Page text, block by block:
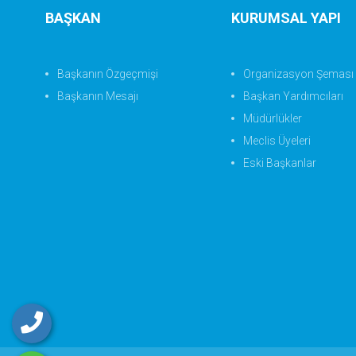
BAŞKAN
Başkanın Özgeçmişi
Başkanın Mesajı
KURUMSAL YAPI
Organizasyon Şeması
Başkan Yardımcıları
Müdürlükler
Meclis Üyeleri
Eski Başkanlar